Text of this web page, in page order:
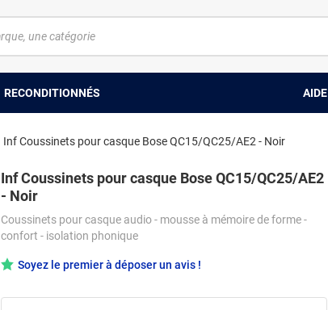
RECONDITIONNÉS AIDE
Inf Coussinets pour casque Bose QC15/QC25/AE2 - Noir
Inf Coussinets pour casque Bose QC15/QC25/AE2
- Noir
Coussinets pour casque audio - mousse à mémoire de forme -
confort - isolation phonique
Soyez le premier à déposer un avis !